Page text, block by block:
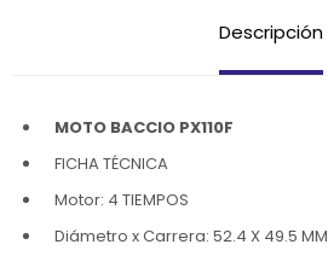
Descripción
MOTO BACCIO PX110F
FICHA TÉCNICA
Motor: 4 TIEMPOS
Diámetro x Carrera: 52.4 X 49.5 MM